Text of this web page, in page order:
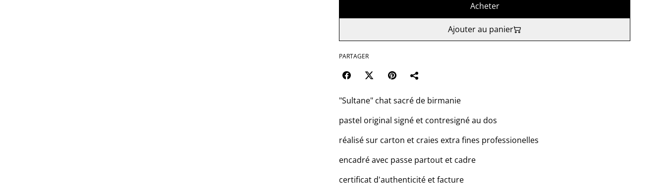
Acheter
Ajouter au panier
PARTAGER
"Sultane" chat sacré de birmanie
pastel original signé et contresigné au dos
réalisé sur carton et craies extra fines professionelles
encadré avec passe partout et cadre
certificat d'authenticité et facture